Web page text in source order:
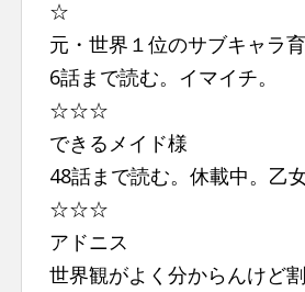
☆
元・世界１位のサブキャラ
6話まで読む。イマイチ。
☆☆☆
できるメイド様
48話まで読む。休載中。乙女
☆☆☆
アドニス
世界観がよく分からんけど割